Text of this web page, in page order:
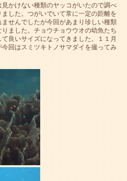
かけない種類のヤッコがいたので調べ
した。つがいでいて常に一定の距離を
せんでしたが今回があまり珍しい種類
ました。チョウチョウウオの幼魚たち
良いサイズになってきました。１１月
回はスミツキトノサマダイを撮ってみ